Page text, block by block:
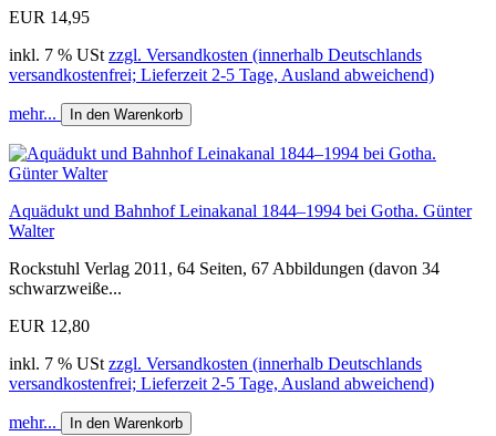
EUR 14,95
inkl. 7 % USt zzgl. Versandkosten (innerhalb Deutschlands
versandkostenfrei; Lieferzeit 2-5 Tage, Ausland abweichend)
mehr... In den Warenkorb
Aquädukt und Bahnhof Leinakanal 1844–1994 bei Gotha. Günter
Walter
Rockstuhl Verlag 2011, 64 Seiten, 67 Abbildungen (davon 34
schwarzweiße...
EUR 12,80
inkl. 7 % USt zzgl. Versandkosten (innerhalb Deutschlands
versandkostenfrei; Lieferzeit 2-5 Tage, Ausland abweichend)
mehr... In den Warenkorb